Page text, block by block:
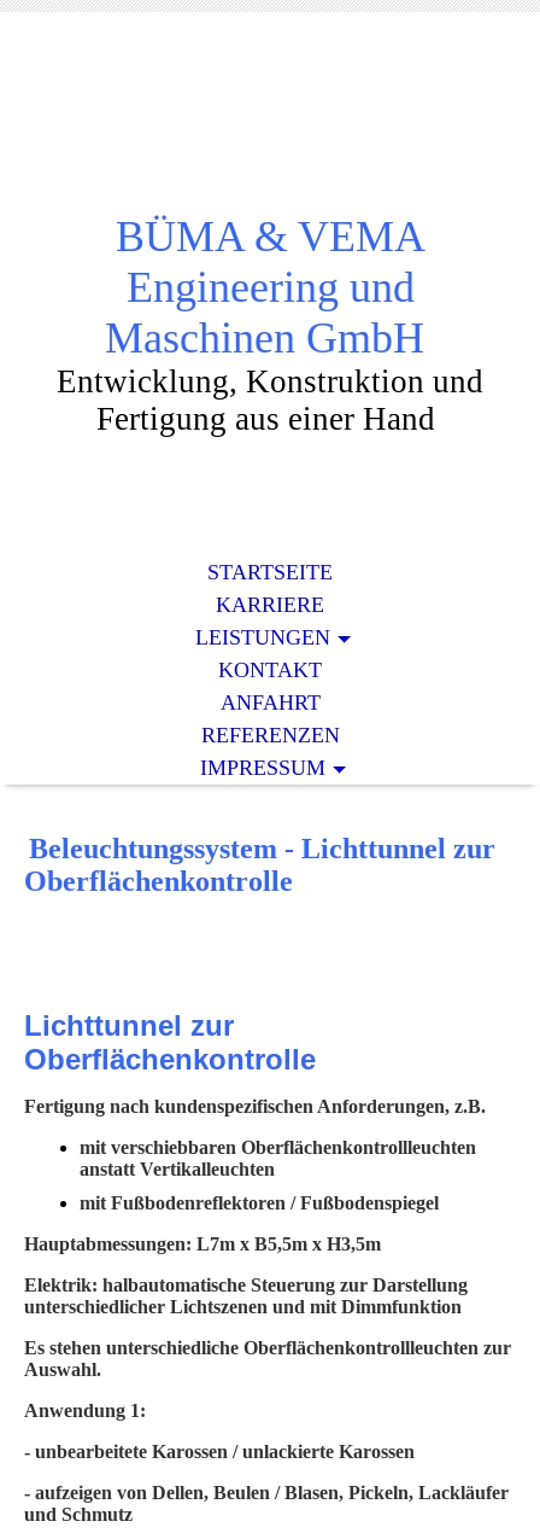
BÜMA & VEMA
Engineering und
Maschinen GmbH
Entwicklung, Konstruktion und
Fertigung aus einer Hand
STARTSEITE
KARRIERE
LEISTUNGEN
KONTAKT
ANFAHRT
REFERENZEN
IMPRESSUM
Beleuchtungssystem - Lichttunnel zur
Oberflächenkontrolle
Lichttunnel zur
Oberflächenkontrolle
Fertigung nach kundenspezifischen Anforderungen, z.B.
mit verschiebbaren Oberflächenkontrollleuchten
anstatt Vertikalleuchten
mit Fußbodenreflektoren / Fußbodenspiegel
Hauptabmessungen: L7m x B5,5m x H3,5m
Elektrik: halbautomatische Steuerung zur Darstellung
unterschiedlicher Lichtszenen und mit Dimmfunktion
Es stehen unterschiedliche Oberflächenkontrollleuchten zur
Auswahl.
Anwendung 1:
- unbearbeitete Karossen / unlackierte Karossen
- aufzeigen von Dellen, Beulen / Blasen, Pickeln, Lackläufer
und Schmutz